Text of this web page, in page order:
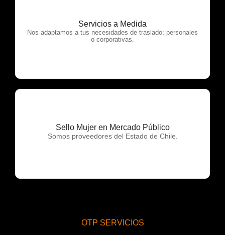
Servicios a Medida
Nos adaptamos a tus necesidades de traslado; personales
o corporativas.
OTP Servicios
Sello Mujer en Mercado Público
Somos proveedores del Estado de Chile.
OTP Servicios
OTP SERVICIOS